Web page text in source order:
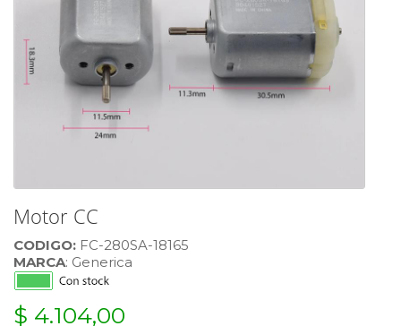
Motor CC
CODIGO: FC-280SA-18165
MARCA: Generica
$ 4.104,00